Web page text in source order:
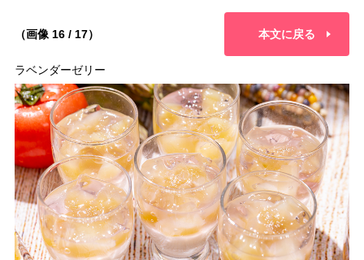
（画像 16 / 17） 本文に戻る
ラベンダーゼリー